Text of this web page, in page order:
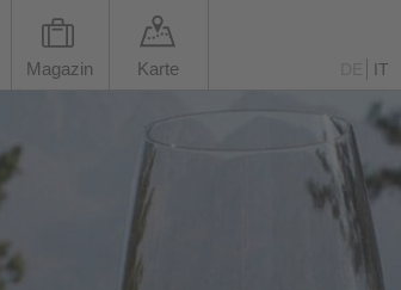
Magazin Karte IT